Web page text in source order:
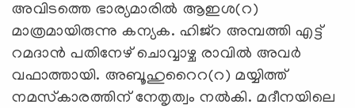
അവിടത്തെ ഭാര്യമാരില്‍ ആഇശ(റ)
മാത്രമായിരുന്നു കന്യക. ഹിജ്‌റ അമ്പത്തി എട്ട്
റമദാന്‍ പതിനേഴ് ചൊവ്വാഴ്ച രാവില്‍ അവര്‍
വഫാത്തായി. അബൂഹുറൈറ(റ) മയ്യിത്ത്
നമസ്‌കാരത്തിന് നേതൃത്വം നല്‍കി. മദീനയിലെ